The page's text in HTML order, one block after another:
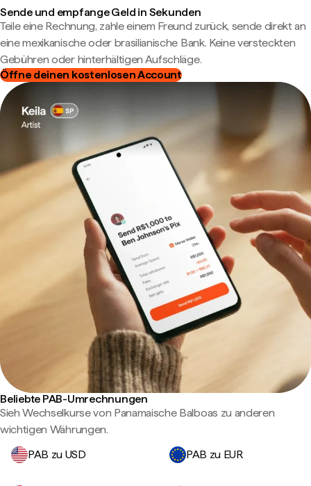
Sende und empfange Geld in Sekunden
Teile eine Rechnung, zahle einem Freund zurück, sende direkt an
eine mexikanische oder brasilianische Bank. Keine versteckten
Gebühren oder hinterhältigen Aufschläge.
Öffne deinen kostenlosen Account
Beliebte PAB-Umrechnungen
Sieh Wechselkurse von Panamaische Balboas zu anderen
wichtigen Währungen.
PAB zu USD
PAB zu EUR